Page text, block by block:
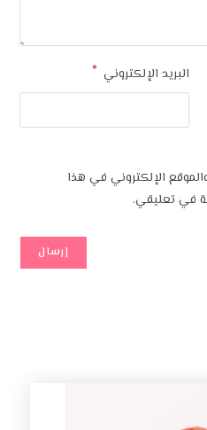
البريد الإلكتروني *
الإلكتروني في هذا
في تعليقي.